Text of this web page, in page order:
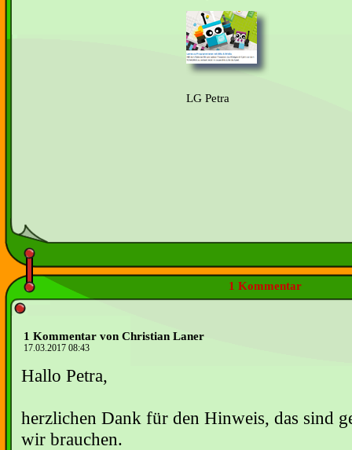
LG Petra
1 Kommentar
1 Kommentar von Christian Laner
17.03.2017 08:43
Hallo Petra,
herzlichen Dank für den Hinweis, das sind
wir brauchen.